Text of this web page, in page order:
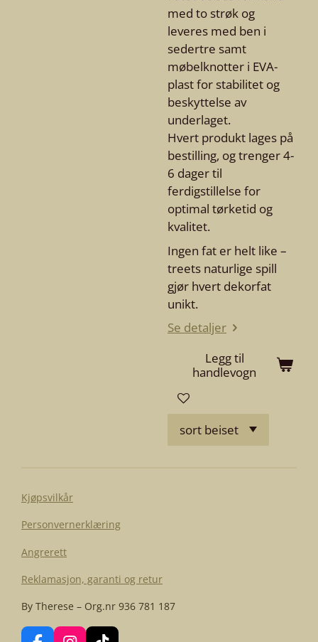
med to strøk og
leveres med ben i
sedertre samt
møbelknotter i EVA-
plast for stabilitet og
beskyttelse av
underlaget.
Hvert produkt lages på
bestilling, og trenger 4-
6 dager til
ferdigstillelse for
optimal tørketid og
kvalitet.
Ingen fat er helt like –
treets naturlige spill
gjør hvert dekorfat
unikt.
Se detaljer
Legg til
handlevogn
Kjøpsvilkår
Personvernerklæring
Angrerett
Reklamasjon, garanti og retur
By Therese – Org.nr 936 781 187